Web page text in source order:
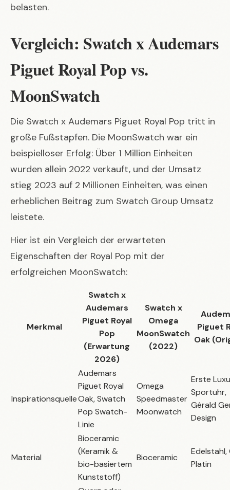
belasten.
Vergleich: Swatch x Audemars
Piguet Royal Pop vs.
MoonSwatch
Die Swatch x Audemars Piguet Royal Pop tritt in
große Fußstapfen. Die MoonSwatch war ein
beispielloser Erfolg: Über 1 Million Einheiten
wurden allein 2022 verkauft, und der Umsatz
stieg 2023 auf 2 Millionen Einheiten, was einen
erheblichen Beitrag zum Swatch Group Umsatz
leistete.
Hier ist ein Vergleich der erwarteten
Eigenschaften der Royal Pop mit der
erfolgreichen MoonSwatch:
Merkmal
Swatch x
Audemars
Piguet Royal
Pop
(Erwartung
2026)
Swatch x
Omega
MoonSwatch
(2022)
Piguet
Oak
Inspirationsquelle
Audemars
Piguet Royal
Oak, Swatch
Pop Swatch-
Linie
Omega
Speedmaster
Moonwatch
Erste
Sportuhr,
Gérald
Design
Material
Bioceramic
(Keramik &
bio-basiertem
Kunststoff)
Bioceramic
Edelstahl,
Platin